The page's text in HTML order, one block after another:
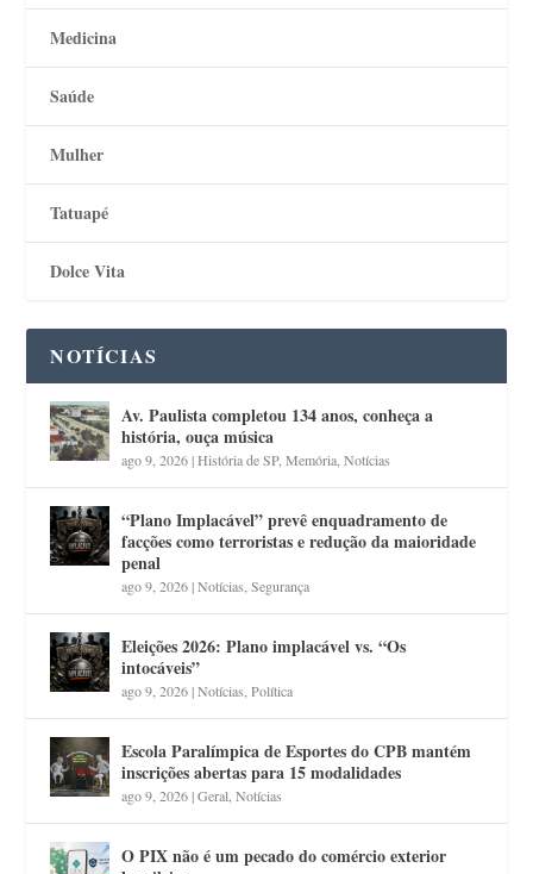
Medicina
Saúde
Mulher
Tatuapé
Dolce Vita
NOTÍCIAS
Av. Paulista completou 134 anos, conheça a
história, ouça música
ago 9, 2026|História de SP,Memória,Notícias
“Plano Implacável” prevê enquadramento de
facções como terroristas e redução da maioridade
penal
ago 9, 2026|Notícias,Segurança
Eleições 2026: Plano implacável vs. “Os
intocáveis”
ago 9, 2026|Notícias,Política
Escola Paralímpica de Esportes do CPB mantém
inscrições abertas para 15 modalidades
ago 9, 2026|Geral,Notícias
O PIX não é um pecado do comércio exterior